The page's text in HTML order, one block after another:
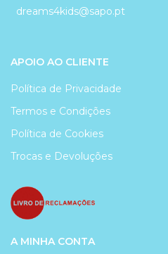
dreams4kids@sapo.pt
APOIO AO CLIENTE
Política de Privacidade
Termos e Condições
Política de Cookies
Trocas e Devoluções
A MINHA CONTA